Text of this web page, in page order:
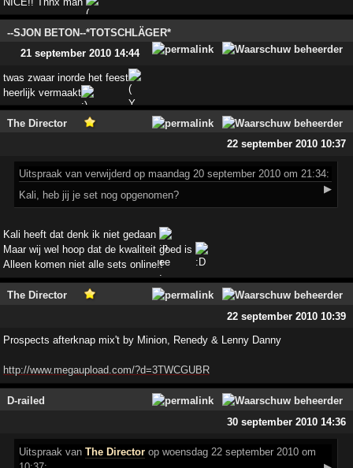
--SJON BETON--*TOTSCHLÄGER*
21 september 2010 14:44
twas zwaar inorde het feest
heerlijk vermaakt
The Director
22 september 2010 10:37
Uitspraak van verwijderd op maandag 20 september 2010 om 21:34:
▶
Kali, heb jij je set nog opgenomen?
Kali heeft dat denk ik niet gedaan
Maar wij wel hoop dat de kwaliteit goed is
Alleen komen niet alle sets online!!
The Director
22 september 2010 10:39
Prospects afterknap mix't by Minion, Renedy & Lenny Danny
http://www.megaupload.com/?d=3TWCGUBR
D-railed
30 september 2010 14:36
Uitspraak vanThe Director op woensdag 22 september 2010 om